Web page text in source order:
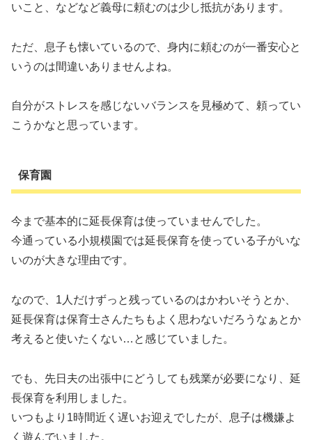
いこと、などなど義母に頼むのは少し抵抗があります。
ただ、息子も懐いているので、身内に頼むのが一番安心と
いうのは間違いありませんよね。
自分がストレスを感じないバランスを見極めて、頼ってい
こうかなと思っています。
保育園
今まで基本的に延長保育は使っていませんでした。
今通っている小規模園では延長保育を使っている子がいな
いのが大きな理由です。
なので、1人だけずっと残っているのはかわいそうとか、
延長保育は保育士さんたちもよく思わないだろうなぁとか
考えると使いたくない…と感じていました。
でも、先日夫の出張中にどうしても残業が必要になり、延
長保育を利用しました。
いつもより1時間近く遅いお迎えでしたが、息子は機嫌よ
く遊んでいました。